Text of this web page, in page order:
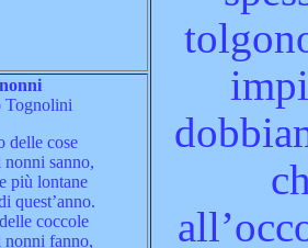
Tognolini
delle cose
nonni sanno,
più lontane
quest’anno.
coccole
nonni fanno,